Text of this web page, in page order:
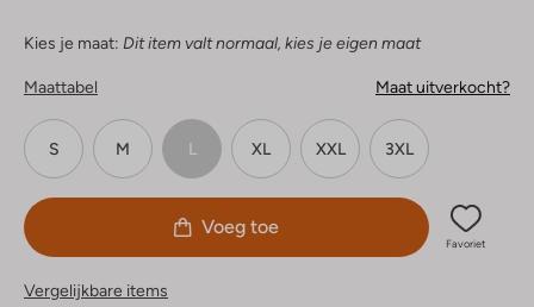
Kies je maat: Dit item valt normaal, kies je eigen maat
Maattabel Maat uitverkocht?
S M L XL XXL 3XL
Voeg toe
Favoriet
Vergelijkbare items